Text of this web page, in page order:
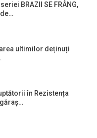
BRAZII SE FRÂNG,
de…
ultimilor deținuți
în Rezistența